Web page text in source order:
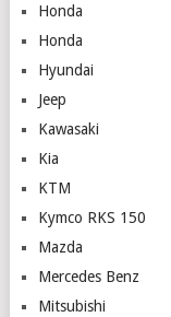
Honda
Honda
Hyundai
Jeep
Kawasaki
Kia
KTM
Kymco RKS 150
Mazda
Mercedes Benz
Mitsubishi